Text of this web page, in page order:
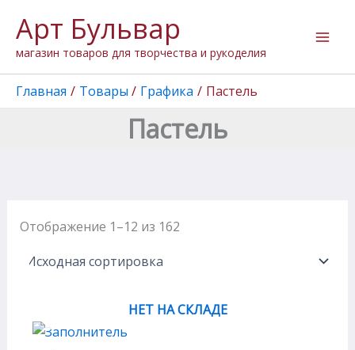
содержимому
Арт Бульвар
магазин товаров для творчества и рукоделия
Главная Товары Графика Пастель
Пастель
Отображение 1–12 из 162
НЕТ НА СКЛАДЕ